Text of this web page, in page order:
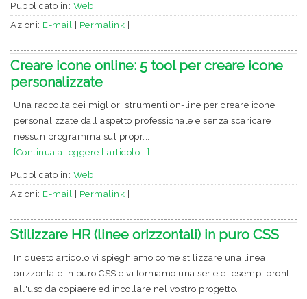
Pubblicato in: Web
Azioni: E-mail Permalink
Creare icone online: 5 tool per creare icone
personalizzate
Una raccolta dei migliori strumenti on-line per creare icone
personalizzate dall'aspetto professionale e senza scaricare
nessun programma sul propr...
[Continua a leggere l'articolo...]
Pubblicato in: Web
Azioni: E-mail Permalink
Stilizzare HR (linee orizzontali) in puro CSS
In questo articolo vi spieghiamo come stilizzare una linea
orizzontale in puro CSS e vi forniamo una serie di esempi pronti
all'uso da copiaere ed incollare nel vostro progetto.